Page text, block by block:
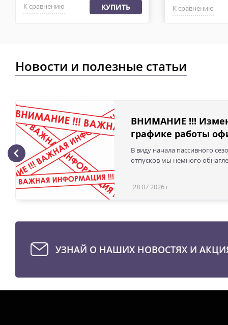
К сравнению КУПИТЬ К сравнению
Новости и полезные статьи
ВНИМАНИЕ !!!
графике работы
В виду начала пассивного
отпусков мы немного
28.07.2026 г.
УЗНАЙ О НАШИХ НОВОСТЯХ И